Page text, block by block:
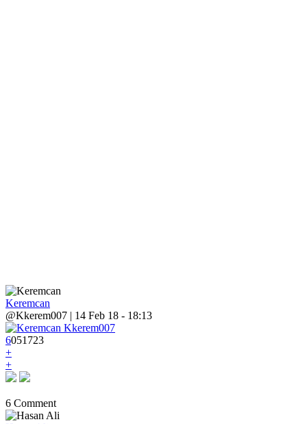
Keremcan
@Kkerem007 | 14 Feb 18 - 18:13
6051723
+
+
6 Comment